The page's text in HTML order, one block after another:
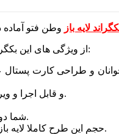
لایه باز
از ویژگی های این بکگراند کاملا لایه باز مناسب برای پروژه آتلیه عکس و کارت پستال عاشقانه می توان به موارد زیر اشاره کرد:
و طراحی کارت پستال
فرمت این طرح بکگراند پروژه آتلیه عکس و کارت پستال psd و قابل اجرا و ویرایش در نرم افزار فتوشاپ می باشد.
شما دوستان می توانید با قرار دادن عکس خود در دو فرم آن یک عکس زیبا و آتلیه ایی از خود داشته باشید.
حجم این طرح کاملا لایه باز بکگراند مناسب برای طراحی کارت پستال و پروژه آتلیه عکس جوانان تنها ۱۰۴ مگا بایت می باشد.